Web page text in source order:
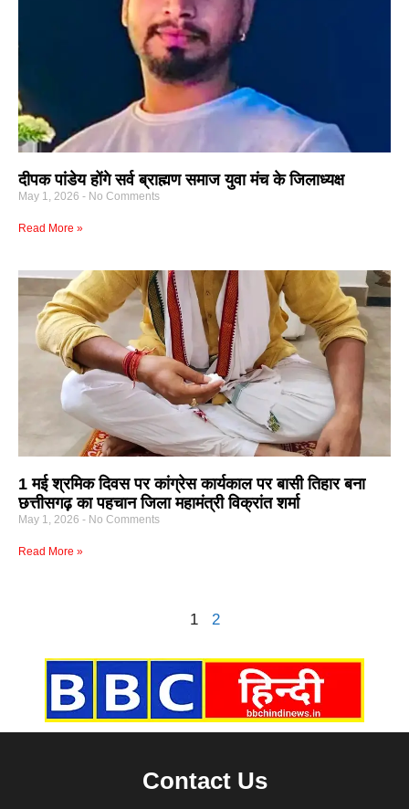
दीपक पांडेय होंगे सर्व ब्राह्मण समाज युवा मंच के जिलाध्यक्ष
May 1, 2026 No Comments
Read More »
1 मई श्रमिक दिवस पर कांग्रेस कार्यकाल पर बासी तिहार बना
छत्तीसगढ़ का पहचान जिला महामंत्री विक्रांत शर्मा
May 1, 2026 No Comments
Read More »
1 2
Contact Us